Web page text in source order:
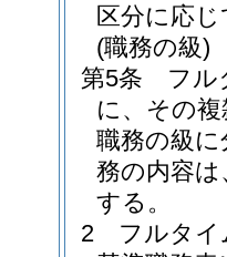
区分に応
(職務の級)
第5条
フル
に、その
職務の級
務の内容は
する。
2
フルタイ